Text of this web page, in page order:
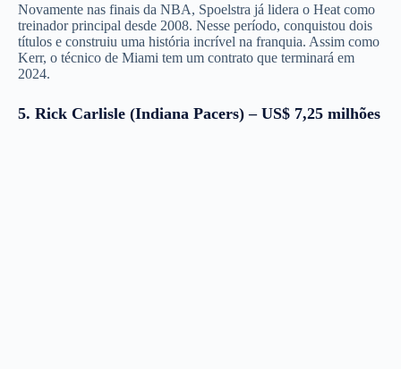
Novamente nas finais da NBA, Spoelstra já lidera o Heat como
treinador principal desde 2008. Nesse período, conquistou dois
títulos e construiu uma história incrível na franquia. Assim como
Kerr, o técnico de Miami tem um contrato que terminará em
2024.
5. Rick Carlisle (Indiana Pacers) – US$ 7,25 milhões